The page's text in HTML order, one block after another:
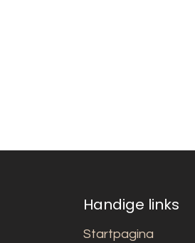
Handige links
Startpagina